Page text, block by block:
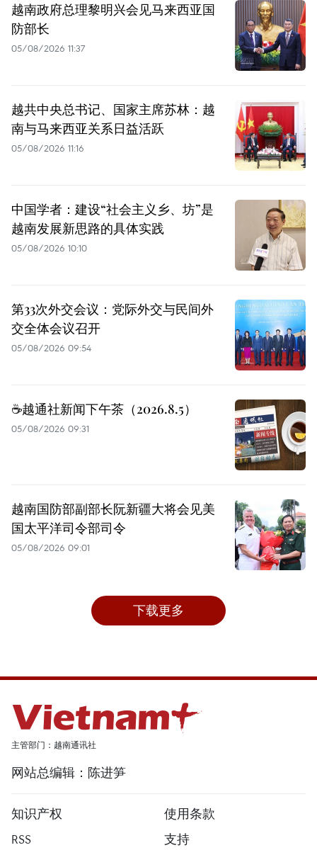
越南政府总理黎明兴会见马来西亚国
防部长
05/08/2026 11:37
越共中央总书记、国家主席苏林：越
南与马来西亚关系日益活跃
05/08/2026 11:16
中国学者：建设“社会主义乡、坊”是
越南发展新思路的具体实践
05/08/2026 10:10
第33次外交会议：党际外交与民间外
交全体会议召开
05/08/2026 09:54
☕️越通社新闻下午茶（2026.8.5）
05/08/2026 09:31
越南国防部副部长阮新疆大将会见美
国太平洋司令部司令
05/08/2026 09:01
下载更多
主管部门：越南通讯社
网站总编辑：陈进笋
知识产权
使用条款
RSS
支持